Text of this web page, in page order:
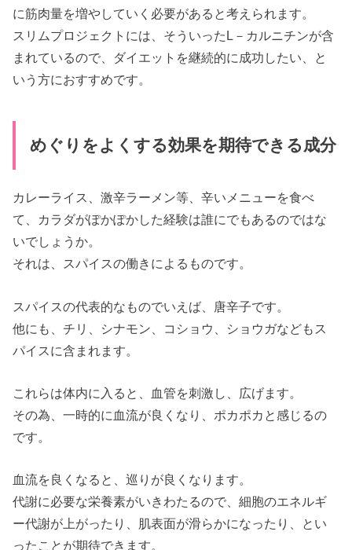
に筋肉量を増やしていく必要があると考えられます。
スリムプロジェクトには、そういったL－カルニチンが含
まれているので、ダイエットを継続的に成功したい、と
いう方におすすめです。
めぐりをよくする効果を期待できる成分
カレーライス、激辛ラーメン等、辛いメニューを食べ
て、カラダがぽかぽかした経験は誰にでもあるのではな
いでしょうか。
それは、スパイスの働きによるものです。
スパイスの代表的なものでいえば、唐辛子です。
他にも、チリ、シナモン、コショウ、ショウガなどもス
パイスに含まれます。
これらは体内に入ると、血管を刺激し、広げます。
その為、一時的に血流が良くなり、ポカポカと感じるの
です。
血流を良くなると、巡りが良くなります。
代謝に必要な栄養素がいきわたるので、細胞のエネルギ
ー代謝が上がったり、肌表面が滑らかになったり、とい
ったことが期待できます。